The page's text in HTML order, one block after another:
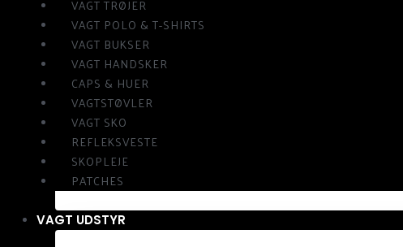
VAGT TRØJER
VAGT POLO & T-SHIRTS
VAGT BUKSER
VAGT HANDSKER
CAPS & HUER
VAGTSTØVLER
VAGT SKO
REFLEKSVESTE
SKOPLEJE
PATCHES
VAGT UDSTYR